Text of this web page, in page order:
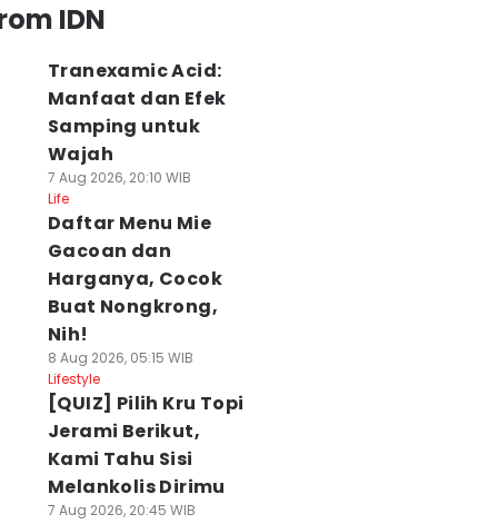
IDN
Tranexamic Acid:
Manfaat dan Efek
Samping untuk
Wajah
7 Aug 2026, 20:10 WIB
Life
Daftar Menu Mie
Gacoan dan
Harganya, Cocok
Buat Nongkrong,
Nih!
8 Aug 2026, 05:15 WIB
Lifestyle
[QUIZ] Pilih Kru Topi
Jerami Berikut,
Kami Tahu Sisi
Melankolis Dirimu
7 Aug 2026, 20:45 WIB